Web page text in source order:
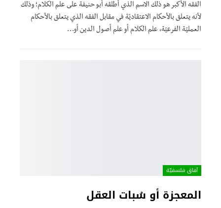
الفقه الأكبر هو ذلك الاسم الذي أطلقه أبو حنيفة على علم الكلام؛ وذلك
لأنه يتعلق بالأحكام الاعتقاديّة في مقابل الفقه الذي يتعلق بالأحكام
العمليّة الفرعيّة، علم الكلام أو علم أصول الدين أو…
آفاق فلسفيّة‎
المعجزة أو سُبات العقل